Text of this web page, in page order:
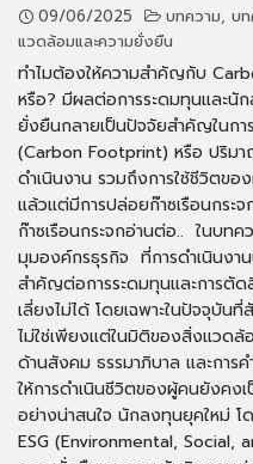
09/06/2025 บทความ, บ
แวดล้อมและความยั่งยืน
ทำไมต้องให้ความสำคัญกับ
หรือ? มีผลต่อการระดมทุนและนั
ยั่งยืนกลายเป็นปัจจัยสำคัญในก
(Carbon Footprint) หรือ ปริมา
ดำเนินงาน รวมถึงการใช้ชีวิตข
แล้วแต่มีการปล่อยก๊าซเรือนกระ
ก๊าซเรือนกระจกอ่านต่อ.. ในบทค
มุมองค์กรธุรกิจ ที่การดำเนินงา
สำคัญต่อการระดมทุนและการตั
เลี่ยงไม่ได้ โดยเฉพาะในปัจจุบัน
ไม่ใช่เพียงแต่ในมิติของสิ่งแวด
ด้านสังคม ธรรมาภิบาล และการ
ให้การดำเนินชีวิตของผู้คนยังคง
อย่างน่าสนใจ นักลงทุนยุคใหม่
ESG (Environmental, Social,